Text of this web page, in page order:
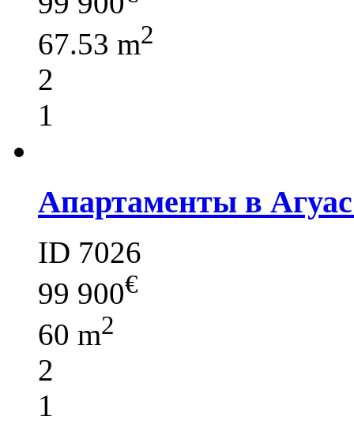
67.53 m2
2
1
Апартаменты в
ID 7026
99 900€
60 m2
2
1